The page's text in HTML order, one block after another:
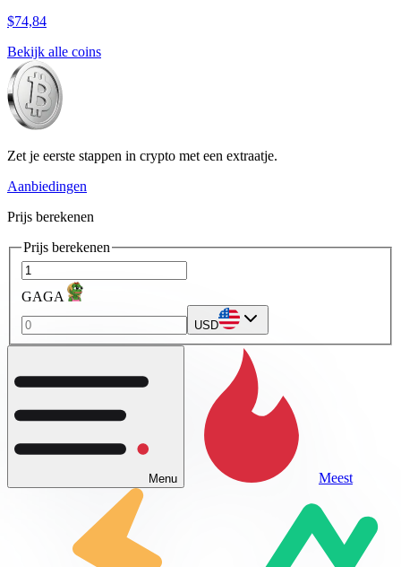
$74,84
Bekijk alle coins
Zet je eerste stappen in crypto met een extraatje.
Aanbiedingen
Prijs berekenen
Prijs berekenen
GAGA
USD
Menu Meest